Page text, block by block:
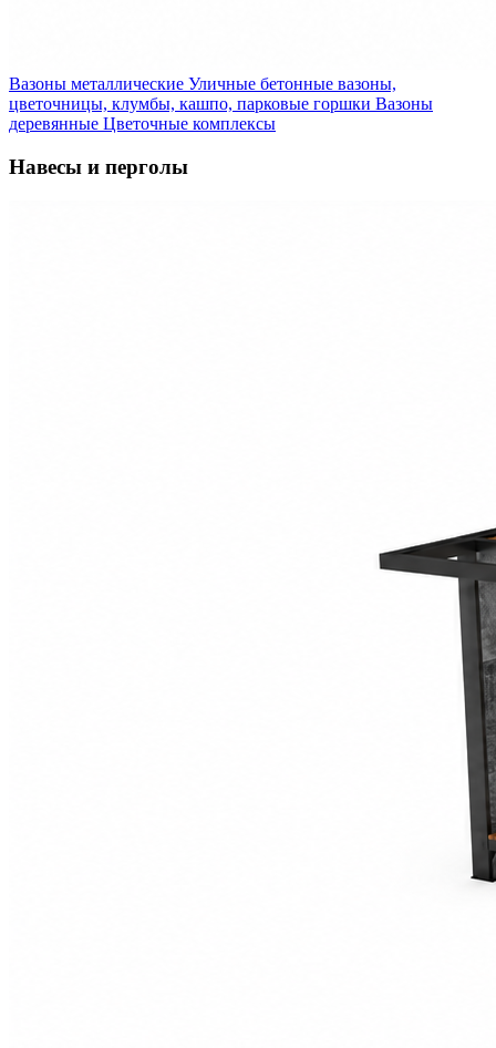
Вазоны металлические Уличные бетонные вазоны,
цветочницы, клумбы, кашпо, парковые горшки Вазоны
деревянные Цветочные комплексы
Навесы и перголы